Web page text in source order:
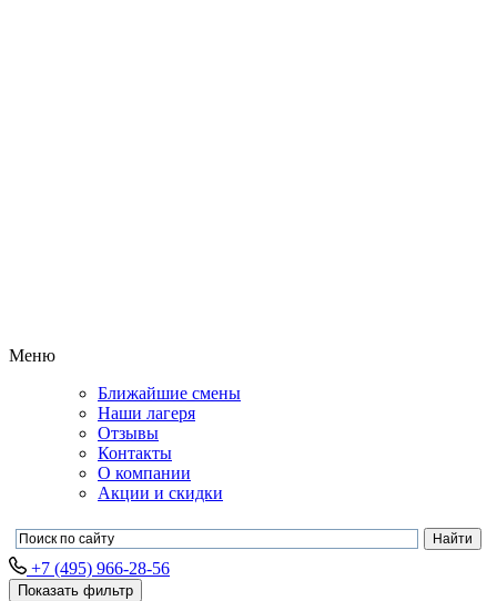
Меню
Ближайшие смены
Наши лагеря
Отзывы
Контакты
О компании
Акции и скидки
+7 (495) 966-28-56
Показать фильтр